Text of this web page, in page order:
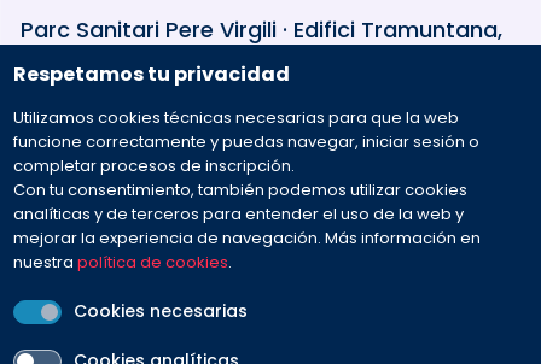
Respetamos tu privacidad
Utilizamos cookies técnicas necesarias para que la web
funcione correctamente y puedas navegar, iniciar sesión o
completar procesos de inscripción.
Con tu consentimiento, también podemos utilizar cookies
analíticas y de terceros para entender el uso de la web y
mejorar la experiencia de navegación. Más información en
nuestrapolítica de cookies.
Cookies necesarias
Parc Sanitari Pere Virgili · Edifici Tramuntana,
baixos Esteve Terradas, 30 · 08023 Barcelona
932 594 381
Preguntas frecuentes
Envíanos tu mensaje